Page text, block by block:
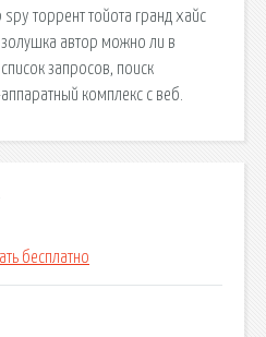
торрент тойота гранд хайс
автор можно ли в
запросов, поиск
комплекс с веб.
бесплатно